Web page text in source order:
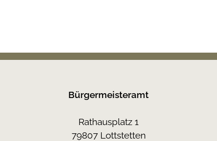
Bürgermeisteramt
Rathausplatz 1
79807 Lottstetten